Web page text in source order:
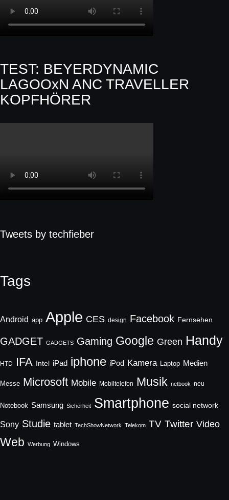
TEST: BEYERDYNAMIC
LAGOOxN ANC TRAVELLER
KOPFHÖRER
Tweets by techfieber
Tags
Android app Apple CES design Facebook Fernsehen
GADGET GADGETS Gaming Google Green Handy
HTD IFA Intel iPad iphone iPod Kamera Laptop Medien
Messe Microsoft Mobile Mobiltelefon Musik netbook neu
Notebook Samsung Sicherheit Smartphone social network
Sony Studie tablet TechShowNetwork Telekom TV Twitter Video
Web Werbung Windows